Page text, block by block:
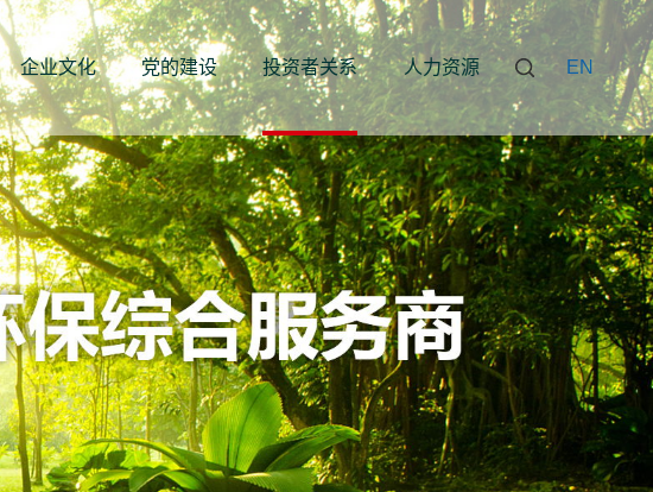
企业文化 党的建设 投资者关系 人力资源 EN